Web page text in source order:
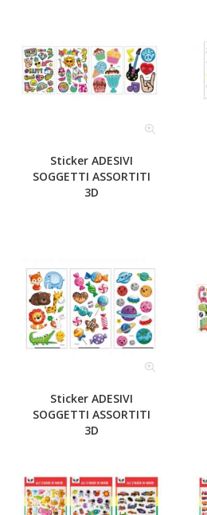
Sticker ADESIVI
SOGGETTI ASSORTITI
3D
Sticker ADESIVI
SOGGETTI ASSORTITI
3D